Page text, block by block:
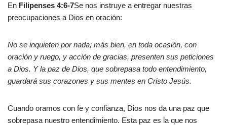
En Filipenses 4:6-7Se nos instruye a entregar nuestras
preocupaciones a Dios en oración:
No se inquieten por nada; más bien, en toda ocasión, con
oración y ruego, y acción de gracias, presenten sus peticiones
a Dios. Y la paz de Dios, que sobrepasa todo entendimiento,
guardará sus corazones y sus mentes en Cristo Jesús.
Cuando oramos con fe y confianza, Dios nos da una paz que
sobrepasa nuestro entendimiento. Esta paz es la que nos